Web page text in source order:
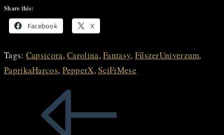
Share this:
Facebook X
Tags: Capsicora, Carolina, Fantasy, FűszerUniverzum,
PaprikaHarcos, PepperX, SciFiMese
articles